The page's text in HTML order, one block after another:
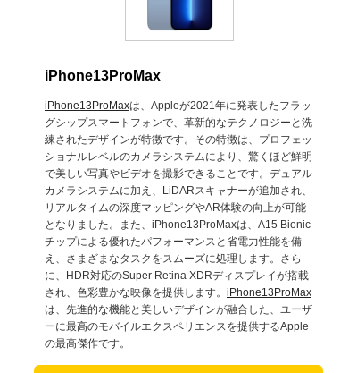
iPhone13ProMax
iPhone13ProMaxは、Appleが2021年に発表したフラッ
グシップスマートフォンで、革新的なテクノロジーと洗
練されたデザインが特徴です。その特徴は、プロフェッ
ショナルレベルのカメラシステムにより、驚くほど鮮明
で美しい写真やビデオを撮影できることです。デュアル
カメラシステムに加え、LiDARスキャナーが追加され、
リアルタイムの深度マッピングやAR体験の向上が可能
となりました。また、iPhone13ProMaxは、A15 Bionic
チップによる優れたパフォーマンスと省電力性能を備
え、さまざまなタスクをスムーズに処理します。さら
に、HDR対応のSuper Retina XDRディスプレイが搭載
され、色彩豊かな映像を提供します。 iPhone13ProMax
は、先進的な機能と美しいデザインが融合した、ユーザ
ーに最高のモバイルエクスペリエンスを提供するApple
の最高傑作です。